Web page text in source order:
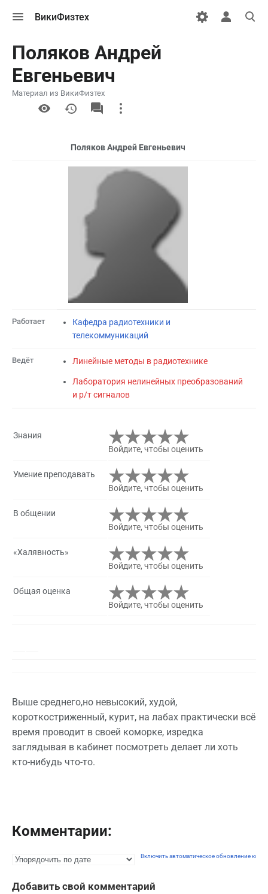
меню
ВикиФизтех
Открыть
поиск
Поляков Андрей
Евгеньевич
Материал из ВикиФизтех
More
actions
Поляков Андрей Евгеньевич
Работает
Кафедра радиотехники и
телекоммуникаций
Ведёт Линейные методы в радиотехнике
Лаборатория нелинейных преобразований
и р/т сигналов
Знания
Войдите, чтобы оценить
Умение преподавать
Войдите, чтобы оценить
В общении
Войдите, чтобы оценить
«Халявность»
Войдите, чтобы оценить
Общая оценка
Войдите, чтобы оценить
Выше среднего,но невысокий, худой,
короткостриженный, курит, на лабах практически всё
время проводит в своей коморке, изредка
заглядывая в кабинет посмотреть делает ли хоть
кто-нибудь что-то.
Комментарии:
Включить автоматическое обновление
Добавить свой комментарий